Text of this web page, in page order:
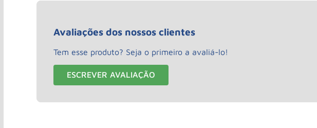
Avaliações dos nossos clientes
Tem esse produto? Seja o primeiro a avaliá-lo!
ESCREVER AVALIAÇÃO